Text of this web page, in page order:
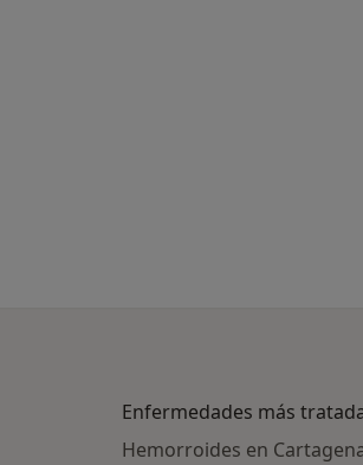
Enfermedades más
Hemorroides en